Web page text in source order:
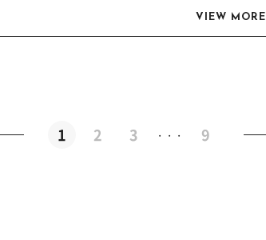
VIEW MORE
1 2 3 ・・・ 9